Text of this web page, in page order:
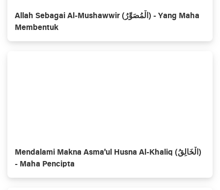
Allah Sebagai Al-Mushawwir (الْمُصَوِّرُ) - Yang Maha
Membentuk
Mendalami Makna Asma'ul Husna Al-Khaliq (الْخَالِقُ)
- Maha Pencipta